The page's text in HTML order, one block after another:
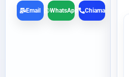
Chiama
Email WhatsApp